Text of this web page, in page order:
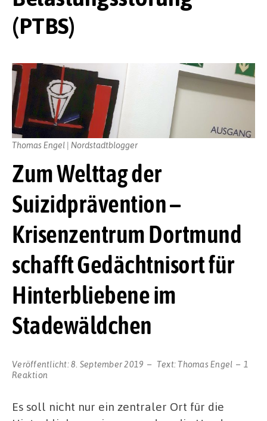
(PTBS)
Zum Welttag der
Suizidprävention –
Krisenzentrum Dortmund
schafft Gedächtnisort für
Hinterbliebene im
Stadewäldchen
Veröffentlicht:8. September 2019 Text:Thomas Engel
1
Reaktion
Thomas Engel | Nordstadtblogger
Es soll nicht nur ein zentraler Ort für die